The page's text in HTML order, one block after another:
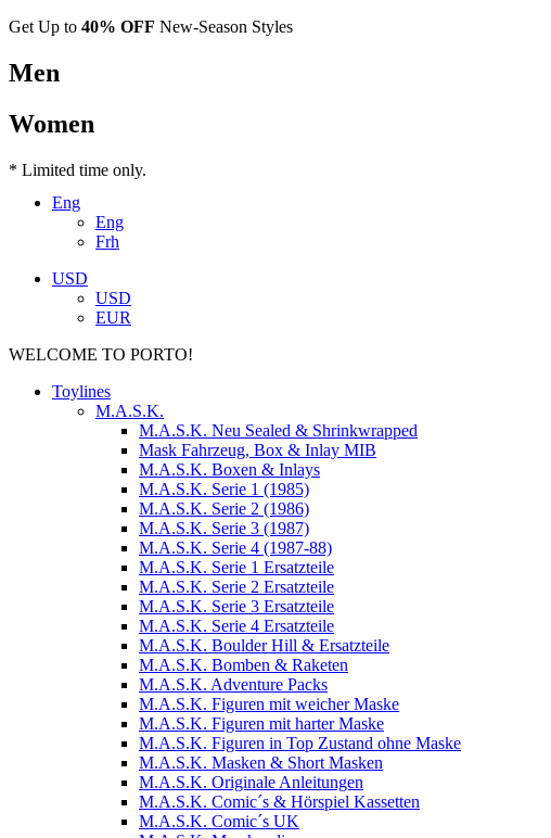
Get Up to 40% OFF New-Season Styles
Men
Women
* Limited time only.
Eng
Eng
Frh
USD
USD
EUR
WELCOME TO PORTO!
Toylines
M.A.S.K.
M.A.S.K. Neu Sealed & Shrinkwrapped
Mask Fahrzeug, Box & Inlay MIB
M.A.S.K. Boxen & Inlays
M.A.S.K. Serie 1 (1985)
M.A.S.K. Serie 2 (1986)
M.A.S.K. Serie 3 (1987)
M.A.S.K. Serie 4 (1987-88)
M.A.S.K. Serie 1 Ersatzteile
M.A.S.K. Serie 2 Ersatzteile
M.A.S.K. Serie 3 Ersatzteile
M.A.S.K. Serie 4 Ersatzteile
M.A.S.K. Boulder Hill & Ersatzteile
M.A.S.K. Bomben & Raketen
M.A.S.K. Adventure Packs
M.A.S.K. Figuren mit weicher Maske
M.A.S.K. Figuren mit harter Maske
M.A.S.K. Figuren in Top Zustand ohne Maske
M.A.S.K. Masken & Short Masken
M.A.S.K. Originale Anleitungen
M.A.S.K. Comic´s & Hörspiel Kassetten
M.A.S.K. Comic´s UK